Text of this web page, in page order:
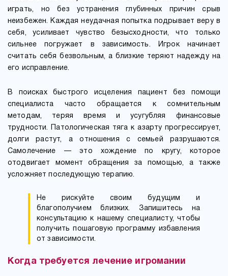
играть, но без устранения глубинных причин срыв
неизбежен. Каждая неудачная попытка подрывает веру в
себя, усиливает чувство безысходности, что только
сильнее погружает в зависимость. Игрок начинает
считать себя безвольным, а близкие теряют надежду на
его исправление.
В поисках быстрого исцеления пациент без помощи
специалиста часто обращается к сомнительным
методам, теряя время и усугубляя финансовые
трудности. Патологическая тяга к азарту прогрессирует,
долги растут, а отношения с семьей разрушаются.
Самолечение — это хождение по кругу, которое
отодвигает момент обращения за помощью, а также
усложняет последующую терапию.
Не рискуйте своим будущим и
благополучием близких. Запишитесь на
консультацию к нашему специалисту, чтобы
получить пошаговую программу избавления
от зависимости.
Когда требуется лечение игромании